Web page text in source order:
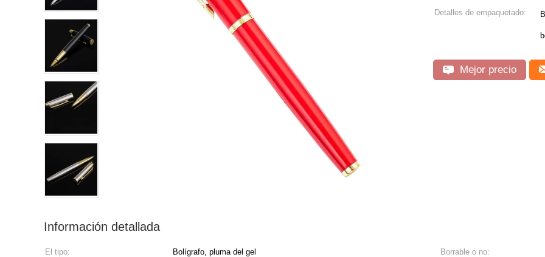
Detalles de empaquetado:
Mejor precio
Información detallada
El tipo: Bolígrafo, pluma del gel Borrable o no: